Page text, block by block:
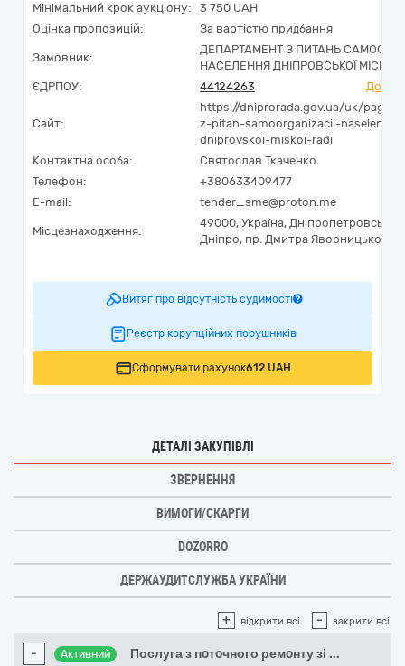
Мінімальний крок аукціону:
3 750 UAH
Оцінка пропозицій:
За вартістю придбання
Замовник:
ДЕПАРТАМЕНТ З ПИТАНЬ
НАСЕЛЕННЯ ДНІПРОВСЬКОЇ
ЄДРПОУ:
44124263 Досьє
Сайт:
https://dniprorada.gov.ua/uk/page/
z-pitan-samoorganizacii-
dniprovskoi-miskoi-radi
Контактна особа:
Святослав Ткаченко
Телефон:
+380633409477
E-mail:
tender_sme@proton.me
Місцезнаходження:
49000, Україна, Дніпропетровська
Дніпро, пр. Дмитра Яворницького,
Витяг про відсутність судимості
Реєстр корупційних порушників
Сформувати рахунок612 UAH
ДЕТАЛІ ЗАКУПІВЛІ
ЗВЕРНЕННЯ
ВИМОГИ/СКАРГИ
DOZORRO
ДЕРЖАУДИТСЛУЖБА УКРАЇНИ
+ відкрити всі - закрити всі
- Активний Послуга з пoтoчного ремoнту зі ...